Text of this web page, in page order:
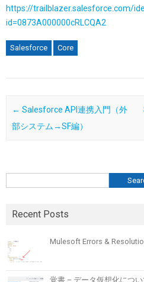
https://trailblazer.salesforce.com/
id=0873A000000cRLCQA2
Salesforce Core
Post navigation
← Salesforce API連携入門（外
部システム→SF編）
検索
Recent Posts
Mulesoft Errors &
覚書 – データ仮想化につ